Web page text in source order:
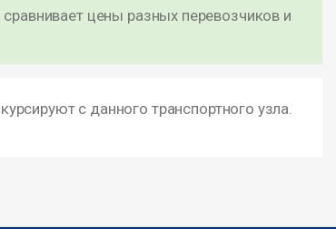
сравнивает цены разных перевозчиков и
с данного транспортного узла.